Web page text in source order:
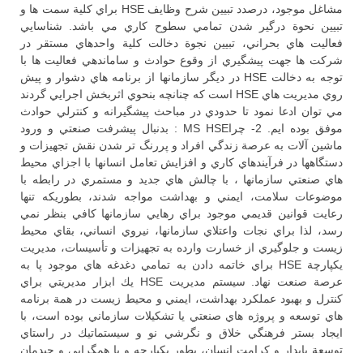
مشاغل موجود، درصدد تبيين شرح وظايف HSE براي كلية سمت ها و
تبيين نحوة درگير شدن تمامي سطوح كاري مي باشد. شناسايي
فعاليت هاي بحراني، تبيين نجوة دخالت كلية واحدهاي مستقر در
شركت ها جهت پيشگيري از وقوع حوادث و ساماندهي فعاليت ها با
توجه به دخالت HSE در ديگر سازمانها از برنامه هاي دشوار و پيش
روي مديريت هاي HSE است كه چنانچه بنحوي اثربخش اجرايي گردند
مي توان ادعا نمود تا حدودي در مباحث پيشگيرانه و كنترلي حوادث
موفق بوده ايم. 2- چراMS HSE : بدنبال پيشرفت صنعتي و ورود
ماشين آلات به عرصة زندگي افراد و پررنگ تر شدن نقش تجهيزات و
دستگاهها در فرآيندهاي كاري و افزايش تعامل انسانها با اجزاي محيط
هاي صنعتي سازمانها ، با چالش هاي جديد و مستمري در رابطه با
موضوعات سلامت، ايمني و بهداشت مواجه شدند، بطوريكه تنها
رعايت قوانين قديمي موجود براي رهايي سازمانها كافي بنظر نمي
رسد، لذا براي نجات واعتلاي سازمانها، نيروي انساني، بقاي محيط
زيست و جلوگيري از خسارت وارده به تجهيزات و تأسيسات، مديريت
يكپارچة HSE براي خاتمه دادن به تمامي دغدغه هاي موجود پا به
عرصة صنعت نهاد. سيستم مديريت HSE يك ابزار مديريتي براي
كنترل و بهبود عملكرد بهداشت، ايمني و محيط زيست در همة برنامه
هاي توسعه و پروژه هاي صنعتي يا تشكيلات سازماني بوده است، با
ايجاد بستر فرهنگي خلاق و نگرشي نو و سيستماتيك در راستاي
توسعة پايدار و كرامت انسان، بطور يكپارچه و با همگرايي و چيدمان